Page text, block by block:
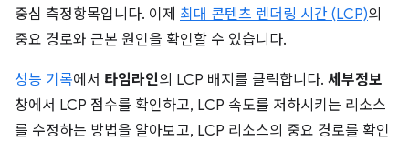
중심 측정항목입니다. 이제 최대 콘텐츠 렌더링 시간 (LCP)의
중요 경로와 근본 원인을 확인할 수 있습니다.
성능 기록에서 타임라인의 LCP 배지를 클릭합니다. 세부정보
창에서 LCP 점수를 확인하고, LCP 속도를 저하시키는 리소스
를 수정하는 방법을 알아보고, LCP 리소스의 중요 경로를 확인